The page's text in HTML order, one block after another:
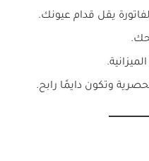
يقل قدام عيونك.
وتكون دايمًا رابح.